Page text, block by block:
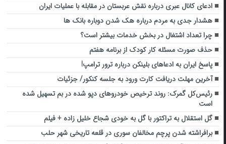
ادعای کانال عبری درباره نقش عربستان در مقابله با عملیات ایران
هشدار جدی به مردم درباره هک شدن دوباره بانک ها
چرا تعداد اشتغال در بخش خدمات بیشتر است؟
حذف صورت مسئله کار کودک از برنامه هفتم
پاسخ ایران به ادعاهای بلینکن درباره ترور ترامپ!
آخرین مهلت دریافت کارت ورود به جلسه کنکور/ جزئیات
رئیس‌کل گمرک: روند ترخیص خودروهای دپو شده در بم تسهیل شده
است
گل استقلال به تراکتور با گل به خودی شجاع خلیل زاده + فیلم
برافراشته شدن پرچم مخالفان سوری در قلعه تاریخی شهر حلب